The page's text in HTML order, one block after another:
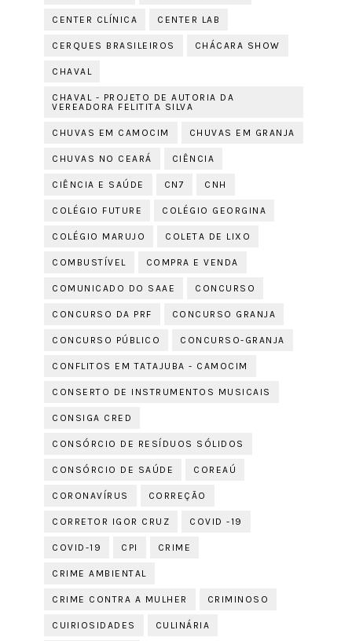
CENTER CLÍNICA CENTER LAB
CERQUES BRASILEIROS CHÁCARA SHOW
CHAVAL
CHAVAL - PROJETO DE AUTORIA DA
VEREADORA FELITITA SILVA
CHUVAS EM CAMOCIM CHUVAS EM GRANJA
CHUVAS NO CEARÁ CIÊNCIA
CIÊNCIA E SAÚDE CN7 CNH
COLÉGIO FUTURE COLÉGIO GEORGINA
COLÉGIO MARUJO COLETA DE LIXO
COMBUSTÍVEL COMPRA E VENDA
COMUNICADO DO SAAE CONCURSO
CONCURSO DA PRF CONCURSO GRANJA
CONCURSO PÚBLICO CONCURSO-GRANJA
CONFLITOS EM TATAJUBA - CAMOCIM
CONSERTO DE INSTRUMENTOS MUSICAIS
CONSIGA CRED
CONSÓRCIO DE RESÍDUOS SÓLIDOS
CONSÓRCIO DE SAÚDE COREAÚ
CORONAVÍRUS CORREÇÃO
CORRETOR IGOR CRUZ COVID -19
COVID-19 CPI CRIME
CRIME AMBIENTAL
CRIME CONTRA A MULHER CRIMINOSO
CUIRIOSIDADES CULINÁRIA